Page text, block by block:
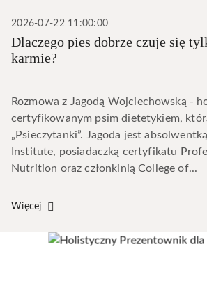
2026-07-22 11:00:00
Dlaczego pies dobrze czuje się
karmie?
Rozmowa z Jagodą Wojciechowską -
certyfikowanym psim dietetykiem,
„Psieczytanki”. Jagoda jest
Institute, posiadaczką certyfikatu
Nutrition oraz członkinią College of...
Więcej